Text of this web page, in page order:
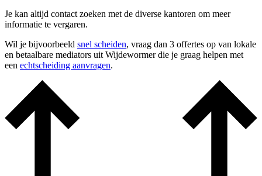
Je kan altijd contact zoeken met de diverse kantoren om meer
informatie te vergaren.
Wil je bijvoorbeeld snel scheiden, vraag dan 3 offertes op van lokale
en betaalbare mediators uit Wijdewormer die je graag helpen met
een echtscheiding aanvragen.